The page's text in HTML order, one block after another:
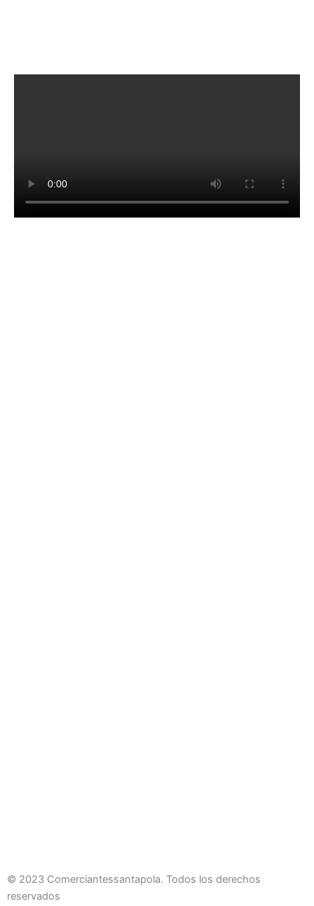
© 2023 Comerciantessantapola. Todos los derechos
reservados